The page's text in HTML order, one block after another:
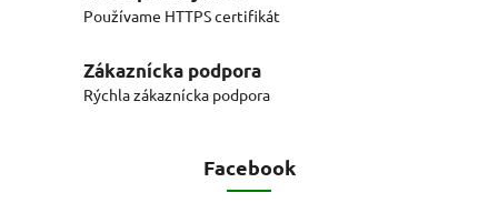
Používame HTTPS certifikát
Zákaznícka podpora
Rýchla zákaznícka podpora
Facebook